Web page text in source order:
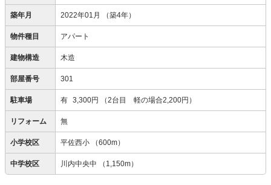
築年月 2022年01月 （築4年）
物件種目 アパート
建物構造 木造
部屋番号 301
駐車場 有 3,300円 （2台目 軽の場合2,200円）
リフォーム 無
小学校区 平佐西小 （600m）
中学校区 川内中央中 （1,150m）